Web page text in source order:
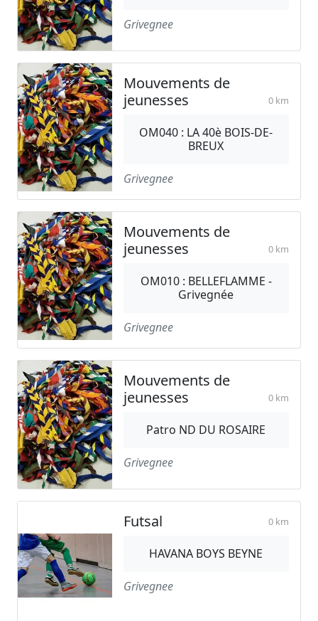
Grivegnee
Mouvements de
jeunesses
0 km
OM040 : LA 40è BOIS-DE-
BREUX
Grivegnee
Mouvements de
jeunesses
0 km
OM010 : BELLEFLAMME -
Grivegnée
Grivegnee
Mouvements de
jeunesses
0 km
Patro ND DU ROSAIRE
Grivegnee
Futsal 0 km
HAVANA BOYS BEYNE
Grivegnee